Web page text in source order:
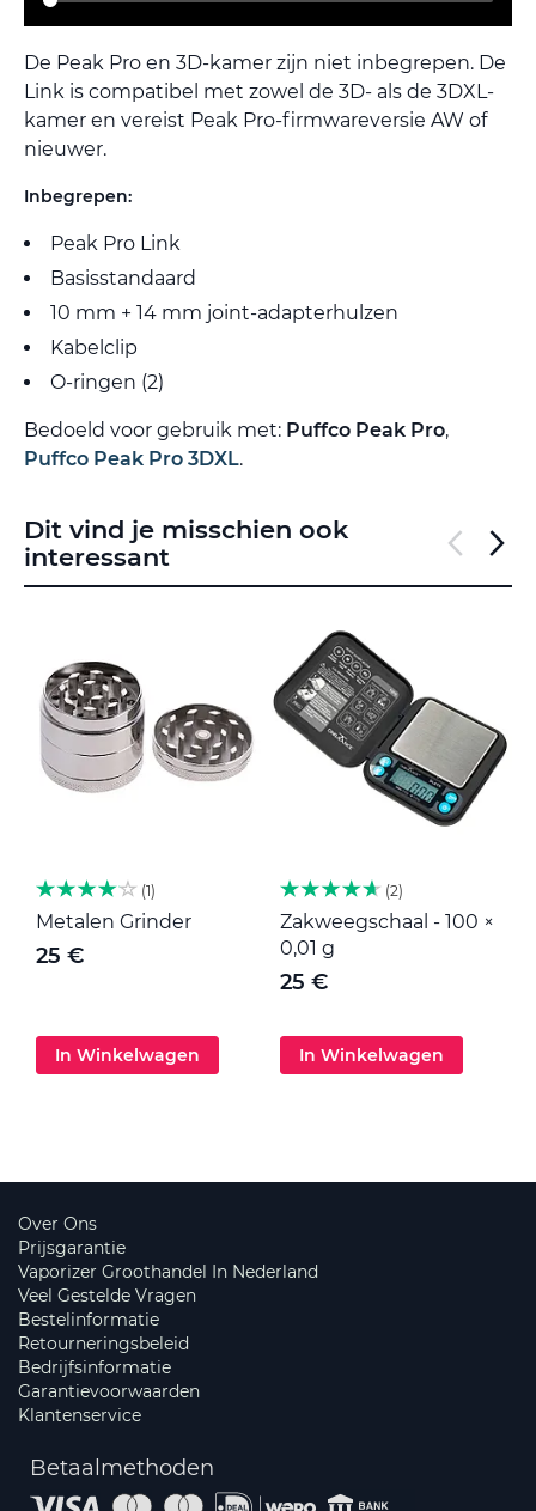
De Peak Pro en 3D-kamer zijn niet inbegrepen. De
Link is compatibel met zowel de 3D- als de 3DXL-
kamer en vereist Peak Pro-firmwareversie AW of
nieuwer.
Inbegrepen:
Peak Pro Link
Basisstandaard
10 mm + 14 mm joint-adapterhulzen
Kabelclip
O-ringen (2)
Bedoeld voor gebruik met: Puffco Peak Pro,
Puffco Peak Pro 3DXL.
Dit vind je misschien ook
interessant
1
Metalen Grinder
25 €
In Winkelwagen
2
Zakweegschaal - 100 ×
0,01 g
25 €
In Winkelwagen
Over Ons
Prijsgarantie
Vaporizer Groothandel In Nederland
Veel Gestelde Vragen
Bestelinformatie
Retourneringsbeleid
Bedrijfsinformatie
Garantievoorwaarden
Klantenservice
Betaalmethoden